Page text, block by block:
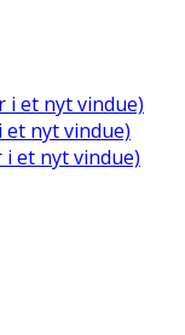
i et nyt vindue)
nyt vindue)
et nyt vindue)